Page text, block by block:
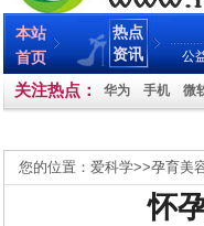
本站
首页
热点
资讯
公
关注热点： 华为 手机 微
您的位置： 爱科学>>孕育美
怀